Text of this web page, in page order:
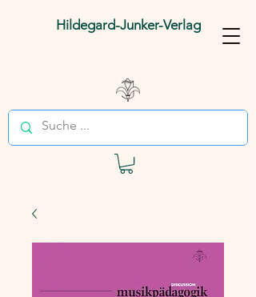
Hildegard-Junker-Verlag